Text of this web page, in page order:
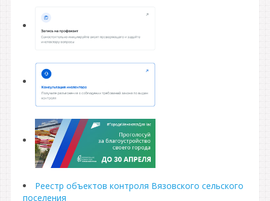
Реестр объектов контроля Вязовского сельского
поселения